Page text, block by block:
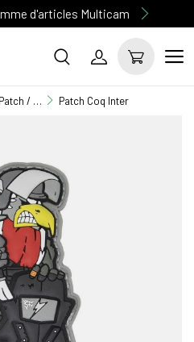
d'articles Multicam
Patch / Drapeaux Patch Coq Inter